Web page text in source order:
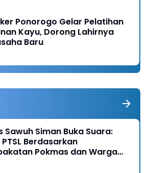
Ponorogo Gelar Pelatihan
Kayu, Dorong Lahirnya
Baru
Sawuh Siman Buka Suara:
Berdasarkan
Pokmas dan Warga